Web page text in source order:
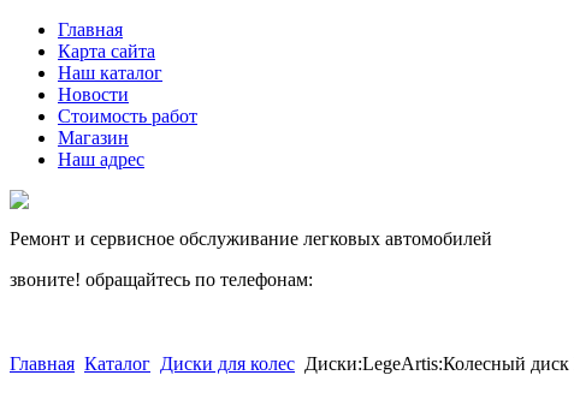
Главная
Карта сайта
Наш каталог
Новости
Стоимость работ
Магазин
Наш адрес
Ремонт и сервисное обслуживание легковых автомобилей
звоните! обращайтесь по телефонам:
Главная Каталог Диски для колес Диски:LegeArtis:Колесный